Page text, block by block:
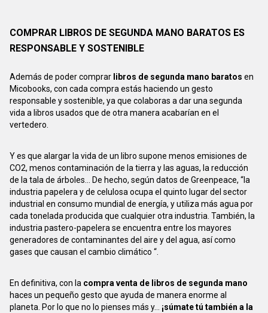
COMPRAR LIBROS DE SEGUNDA MANO BARATOS ES
RESPONSABLE Y SOSTENIBLE
Además de poder comprar libros de segunda mano baratos en
Micobooks, con cada compra estás haciendo un gesto
responsable y sostenible, ya que colaboras a dar una segunda
vida a libros usados que de otra manera acabarían en el
vertedero.
Y es que alargar la vida de un libro supone menos emisiones de
CO2, menos contaminación de la tierra y las aguas, la reducción
de la tala de árboles... De hecho, según datos de Greenpeace, “la
industria papelera y de celulosa ocupa el quinto lugar del sector
industrial en consumo mundial de energía, y utiliza más agua por
cada tonelada producida que cualquier otra industria. También, la
industria pastero-papelera se encuentra entre los mayores
generadores de contaminantes del aire y del agua, así como
gases que causan el cambio climático “.
En definitiva, con la compra venta de libros de segunda mano
haces un pequeño gesto que ayuda de manera enorme al
planeta. Por lo que no lo pienses más y... ¡súmate tú también a la